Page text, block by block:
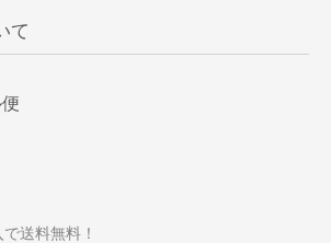
て
送料無料！